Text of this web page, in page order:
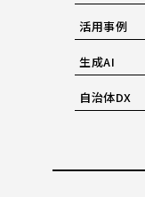
活用事例
生成AI
自治体DX